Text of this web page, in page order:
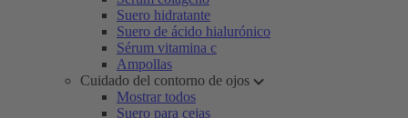
Suero hidratante
Suero de ácido hialurónico
Sérum vitamina c
Ampollas
Cuidado del contorno de ojos
Mostrar todos
Suero para cejas